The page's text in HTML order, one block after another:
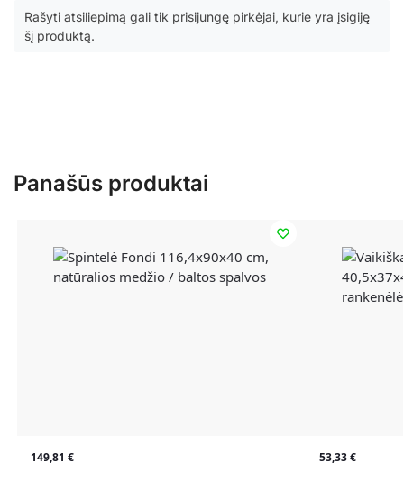
Rašyti atsiliepimą gali tik prisijungę pirkėjai, kurie yra įsigiję
šį produktą.
Panašūs produktai
149,81 € 53,33€